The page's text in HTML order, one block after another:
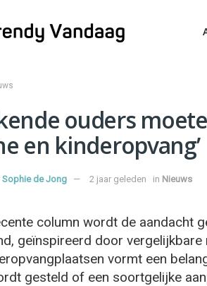
ouders
en kinderopvang’
Sophie de Jong 2 jaar geleden in Nieuws
column wordt de aandacht
geïnspireerd door
vormt een
gesteld of een soortgelijke